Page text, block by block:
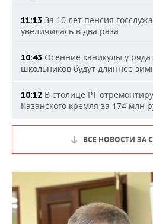
11:13 За 10 лет пенсия
увеличилась в два раза
10:43 Осенние каникулы у ряда
школьников будут длиннее
10:12 В столице РТ
Казанского кремля за 174 млн
ВСЕ НОВОСТИ ЗА